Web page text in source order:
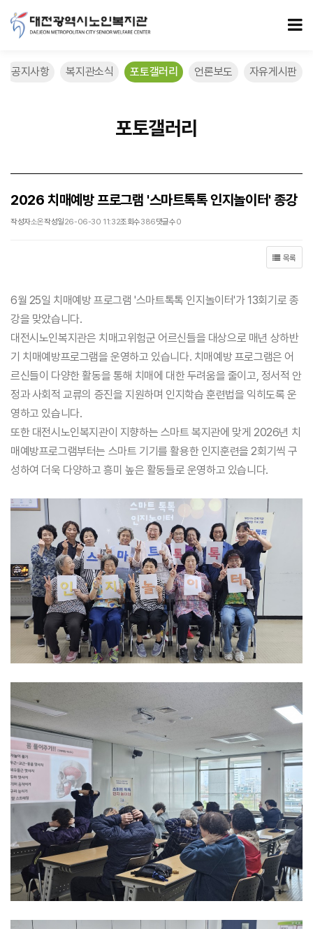
2026 치매예방 프로그램 '스마트톡톡 인지놀이터' 종강 > 포토갤러리
공지사항 복지관소식 포토갤러리 언론보도 자유게시판
포토갤러리
2026 치매예방 프로그램 '스마트톡톡 인지놀이터' 종강
작성자소온작성일26-06-30 11:32조회수386댓글수0
목록
6월 25일 치매예방 프로그램 '스마트톡톡 인지놀이터'가 13회기로 종
강을 맞았습니다.
대전시노인복지관은 치매고위험군 어르신들을 대상으로 매년 상하반
기 치매예방프로그램을 운영하고 있습니다. 치매예방 프로그램은 어
르신들이 다양한 활동을 통해 치매에 대한 두려움을 줄이고, 정서적 안
정과 사회적 교류의 증진을 지원하며 인지학습 훈련법을 익히도록 운
영하고 있습니다.
또한 대전시노인복지관이 지향하는 스마트 복지관에 맞게 2026년 치
매예방프로그램부터는 스마트 기기를 활용한 인지훈련을 2회기씩 구
성하여 더욱 다양하고 흥미 높은 활동들로 운영하고 있습니다.